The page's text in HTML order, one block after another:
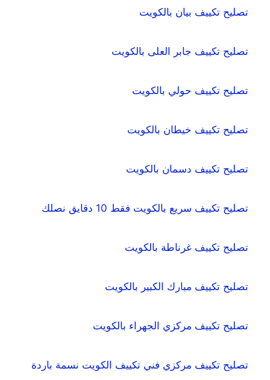
تصليح تكييف بيان بالكويت
تصليح تكييف جابر العلى بالكويت
تصليح تكييف حولي بالكويت
تصليح تكييف خيطان بالكويت
تصليح تكييف دسمان بالكويت
تصليح تكييف سريع بالكويت فقط 10 دقايق نصلك
تصليح تكييف غرناطة بالكويت
تصليح تكييف مبارك الكبير بالكويت
تصليح تكييف مركزي الجهراء بالكويت
تصليح تكييف مركزي فني تكييف الكويت نسمة باردة